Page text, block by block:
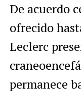
De acuerdo
ofrecido
Leclerc
permanece